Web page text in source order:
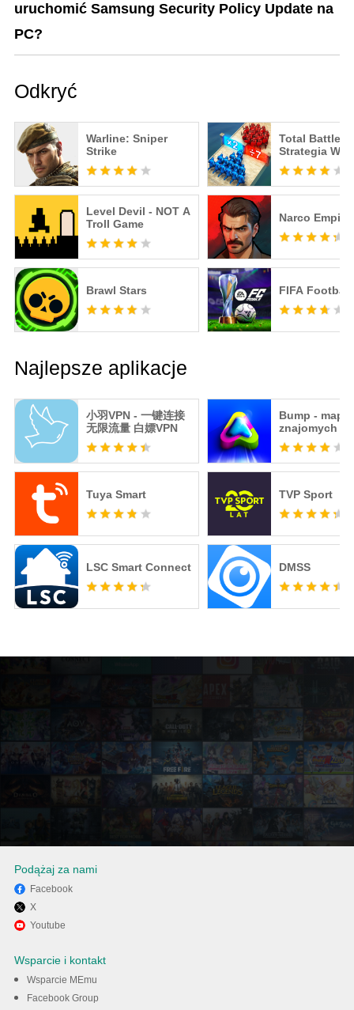
uruchomić Samsung Security Policy Update na
PC?
Odkryć
Warline: Sniper
Strike
Total Battle
Strategia
Level Devil - NOT A
Troll Game
Narco Empire
Brawl Stars FIFA Football
Najlepsze aplikacje
小羽VPN - 一键连接
无限流量 白嫖VPN
Tuya Smart
LSC Smart Connect
Bump - mapa
znajomych
TVP Sport
DMSS
Użyj MEmu, aby doświadczyć
Samsung Security Policy
Update na swoim komputerze
Podążaj za nami
Facebook
X
Youtube
Wsparcie i kontakt
Wsparcie MEmu
Facebook Group